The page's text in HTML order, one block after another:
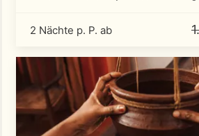
2 Nächte p. P. ab